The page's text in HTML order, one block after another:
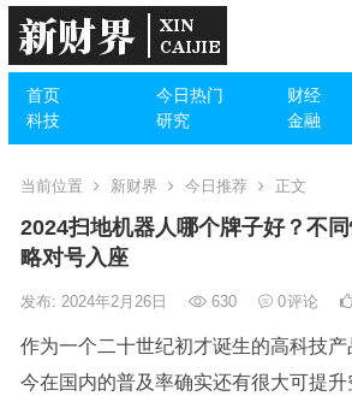
首页 今日热门 财经
科技
研究 金融
当前位置 新财界 今日推荐 正文
2024扫地机器人哪个牌子好？不
略对号入座
发布: 2024年2月26日 630 0评论
作为一个二十世纪初才诞生的高科技
今在国内的普及率确实还有很大可提